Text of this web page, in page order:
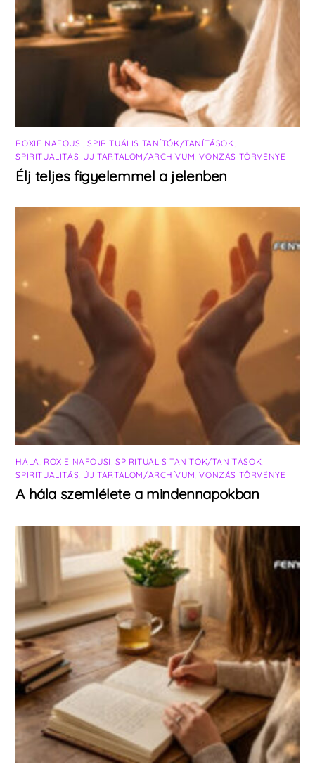
ROXIE NAFOUSI ,SPIRITUÁLIS TANÍTÓK/TANÍTÁSOK
SPIRITUALITÁS ÚJ TARTALOM/ARCHÍVUM ,VONZÁS TÖRVÉNYE
Élj teljes figyelemmel a jelenben
HÁLA ROXIE NAFOUSI SPIRITUÁLIS TANÍTÓK/TANÍTÁSOK
SPIRITUALITÁS ÚJ TARTALOM/ARCHÍVUM ,VONZÁS TÖRVÉNYE
A hála szemlélete a mindennapokban